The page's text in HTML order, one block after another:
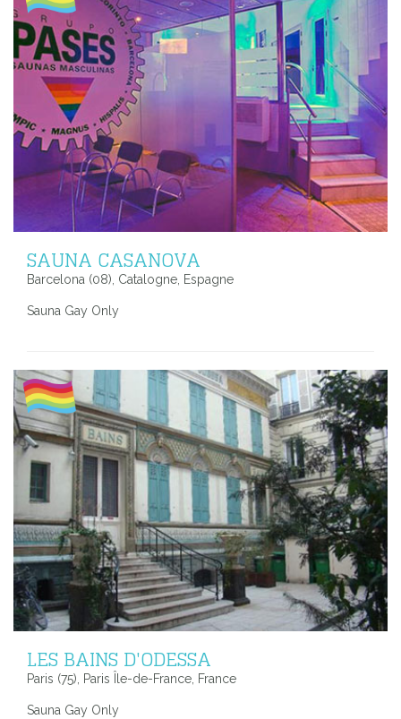
SAUNA CASANOVA
Barcelona (08), Catalogne, Espagne
Sauna Gay Only
LES BAINS D'ODESSA
Paris (75), Paris Île-de-France, France
Sauna Gay Only